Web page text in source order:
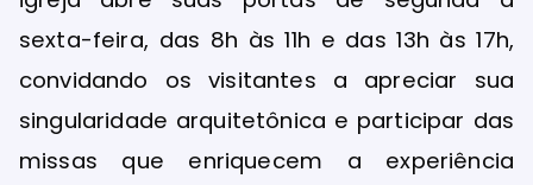
sexta-feira, das 8h às 11h e das 13h às 17h,
convidando os visitantes a apreciar sua
singularidade arquitetônica e participar das
missas que enriquecem a experiência